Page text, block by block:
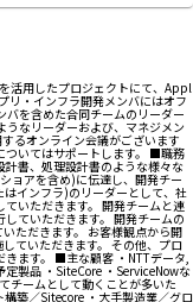
活用したプロジェクトにて、Appl
リ・インフラ開発メンバにはオフ
バを含めた合同チームのリーダー
うなリーダーおよび、マネジメン
るオンライン会議がございます
ついてはサポートします。 ■職務
書、処理設計書のような様々な
ョアを含め)に伝達し、開発チー
インフラ)のリーダーとして、社
いただきます。 開発チームと連
ていただきます。 開発チームの
ただきます。 お客様観点から開
ていただきます。 その他、プロ
ます。 ■主な顧客 ・NTTデータ,
製品 ・SiteCore ・ServiceNowな
チームとして動くことが多いた
築／Sitecore ・大手製造業／グロ